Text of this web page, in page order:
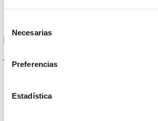
de
consentimiento
Necesarias
Preferencias
Estadística
Logement et finition
Couleur du corps